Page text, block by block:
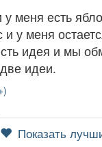
у меня есть
и у меня
идея и мы
идеи.
Показать